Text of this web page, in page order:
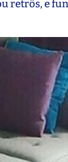
retrôs, e